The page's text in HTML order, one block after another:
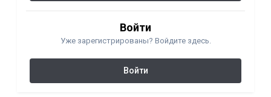
Войти
Уже зарегистрированы? Войдите здесь.
Войти